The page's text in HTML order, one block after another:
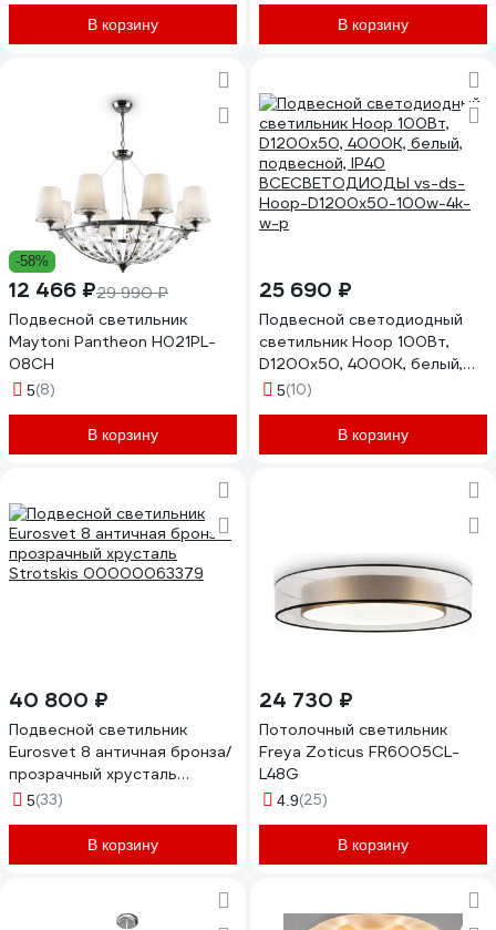
В корзину В корзину
-58%
12 466 ₽29 990 ₽
Подвесной светильник
Maytoni Pantheon H021PL-
08CH
5(8)
В корзину
25 690 ₽
Подвесной светодиодный
светильник Hoop 100Вт,
D1200x50, 4000К, белый,
подвесной, IP40
Hoop-D1200x50-100w-4k-
w-p
5(10)
В корзину
40 800 ₽
Подвесной светильник
Eurosvet 8 античная бронза/
прозрачный хрусталь
Strotskis 00000063379
5(33)
В корзину
24 730 ₽
Потолочный светильник
Freya Zoticus FR6005CL-
L48G
4.9(25)
В корзину